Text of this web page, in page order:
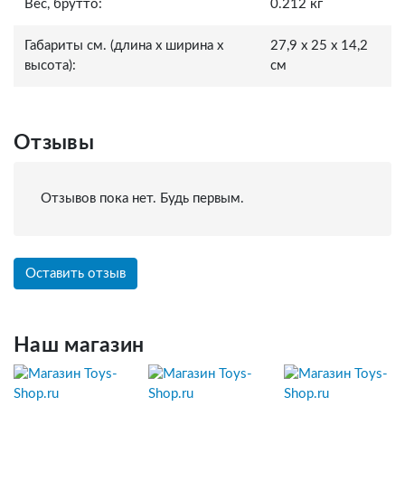
Вес, брутто: 0.212 кг
Габариты см. (длина x ширина x
высота):
27,9 x 25 x 14,2
см
Отзывы
Отзывов пока нет. Будь первым.
Оставить отзыв
Наш магазин